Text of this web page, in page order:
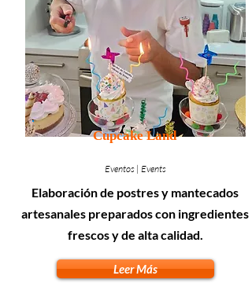
Cupcake Land
Eventos | Events
Elaboración de postres y mantecados
artesanales preparados con ingredientes
frescos y de alta calidad.
Leer Más